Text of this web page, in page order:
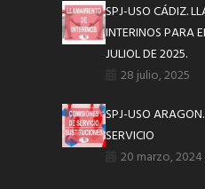
SPJ-USO CÁDIZ.
INTERINOS PARA
JULIOL DE 2025.
28 julio, 2025
SPJ-USO
SERVICIO
20 marzo, 2024